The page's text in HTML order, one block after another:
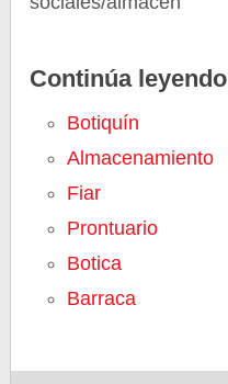
Continúa
Botiquín
Almacenamiento
Fiar
Prontuario
Botica
Barraca